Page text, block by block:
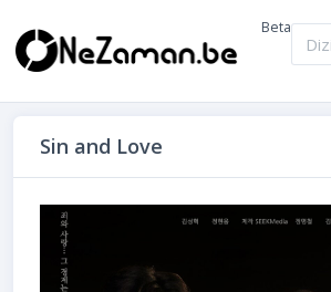
Beta
Sin and Love